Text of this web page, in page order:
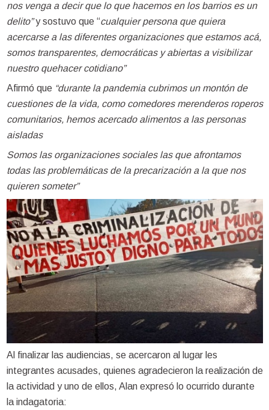
nos venga a decir que lo que hacemos en los barrios es un
delito”y sostuvo que “cualquier persona que quiera
acercarse a las diferentes organizaciones que estamos acá,
somos transparentes, democráticas y abiertas a visibilizar
nuestro quehacer cotidiano”
Afirmó que“durante la pandemia cubrimos un montón de
cuestiones de la vida, como comedores merenderos roperos
comunitarios, hemos acercado alimentos a las personas
aisladas
Somos las organizaciones sociales las que afrontamos
todas las problemáticas de la precarización a la que nos
quieren someter”
Al finalizar las audiencias, se acercaron al lugar les
integrantes acusades, quienes agradecieron la realización de
la actividad y uno de ellos, Alan expresó lo ocurrido durante
la indagatoria: